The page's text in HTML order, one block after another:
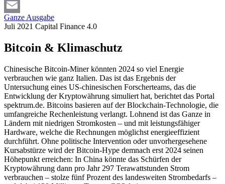
LinkedIn
Email
Ganze Ausgabe
Juli 2021 Capital Finance 4.0
Bitcoin & Klimaschutz
Chinesische Bitcoin-Miner könnten 2024 so viel Energie
verbrauchen wie ganz Italien. Das ist das Ergebnis der
Untersuchung eines US-chinesischen Forscherteams, das die
Entwicklung der Kryptowährung simuliert hat, berichtet das Portal
spektrum.de. Bitcoins basieren auf der Blockchain-Technologie, die
umfangreiche Rechenleistung verlangt. Lohnend ist das Ganze in
Ländern mit niedrigen Stromkosten – und mit leistungsfähiger
Hardware, welche die Rechnungen möglichst energieeffizient
durchführt. Ohne politische Intervention oder unvorhergesehene
Kursabstürze wird der Bitcoin-Hype demnach erst 2024 seinen
Höhepunkt erreichen: In China könnte das Schürfen der
Kryptowährung dann pro Jahr 297 Terawattstunden Strom
verbrauchen – stolze fünf Prozent des landesweiten Strombedarfs –